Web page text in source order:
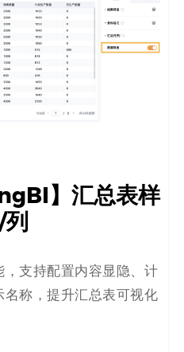
】汇总表样
列
支持配置内容显隐、计
称，提升汇总表可视化